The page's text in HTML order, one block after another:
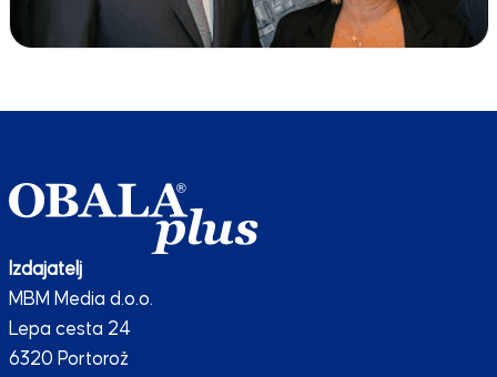
Izdajatelj
MBM Media d.o.o.
Lepa cesta 24
6320 Portorož